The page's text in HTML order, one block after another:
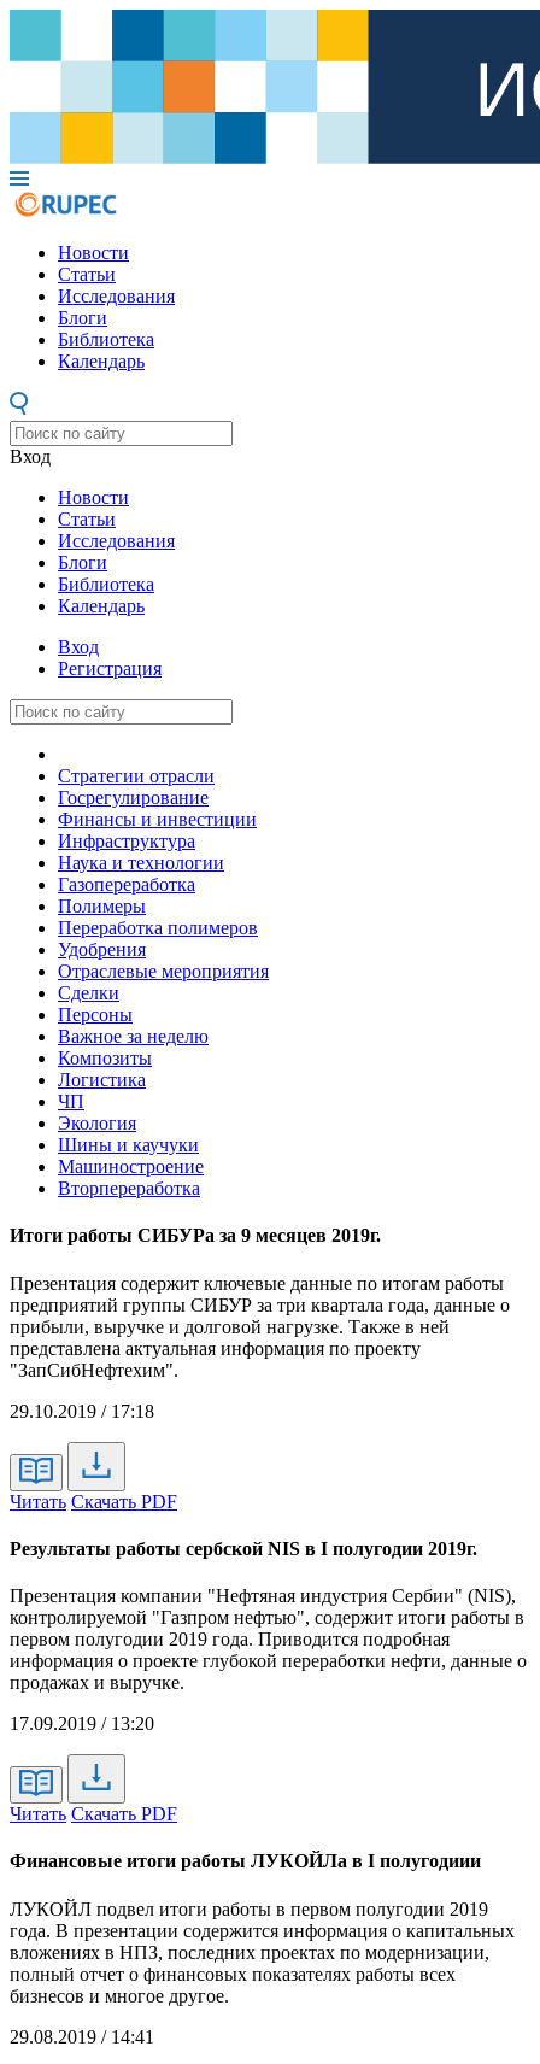
Новости
Статьи
Исследования
Блоги
Библиотека
Календарь
Вход
Новости
Статьи
Исследования
Блоги
Библиотека
Календарь
Вход
Регистрация
Стратегии отрасли
Госрегулирование
Финансы и инвестиции
Инфраструктура
Наука и технологии
Газопереработка
Полимеры
Переработка полимеров
Удобрения
Отраслевые мероприятия
Сделки
Персоны
Важное за неделю
Композиты
Логистика
ЧП
Экология
Шины и каучуки
Машиностроение
Вторпереработка
Итоги работы СИБУРа за 9 месяцев 2019г.
Презентация содержит ключевые данные по итогам работы
предприятий группы СИБУР за три квартала года, данные о
прибыли, выручке и долговой нагрузке. Также в ней
представлена актуальная информация по проекту
"ЗапСибНефтехим".
29.10.2019 / 17:18
Читать Скачать PDF
Результаты работы сербской NIS в I полугодии 2019г.
Презентация компании "Нефтяная индустрия Сербии" (NIS),
контролируемой "Газпром нефтью", содержит итоги работы в
первом полугодии 2019 года. Приводится подробная
информация о проекте глубокой переработки нефти, данные о
продажах и выручке.
17.09.2019 / 13:20
Читать Скачать PDF
Финансовые итоги работы ЛУКОЙЛа в I полугодиии
ЛУКОЙЛ подвел итоги работы в первом полугодии 2019
года. В презентации содержится информация о капитальных
вложениях в НПЗ, последних проектах по модернизации,
полный отчет о финансовых показателях работы всех
бизнесов и многое другое.
29.08.2019 / 14:41